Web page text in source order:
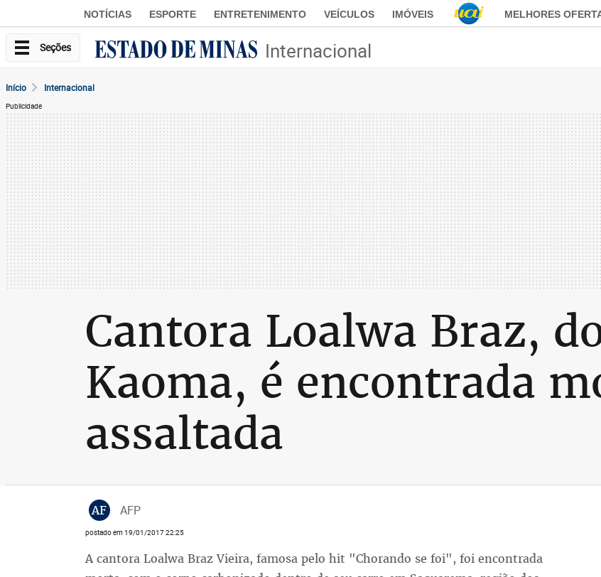
NOTÍCIAS ESPORTE ENTRETENIMENTO VEÍCULOS IMÓVEIS MELHORES
Seções Internacional
Início Internacional
Publicidade
Cantora Loalwa Braz,
Kaoma, é encontrada
assaltada
AF AFP
postado em 19/01/2017 22:25
A cantora Loalwa Braz Vieira, famosa pelo hit "Chorando se foi", foi encontrada